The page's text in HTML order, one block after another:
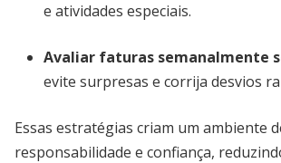
e atividades especiais.
Avaliar faturas semanalmente
evite surpresas e corrija desvios
Essas estratégias criam um ambiente
responsabilidade e confiança,